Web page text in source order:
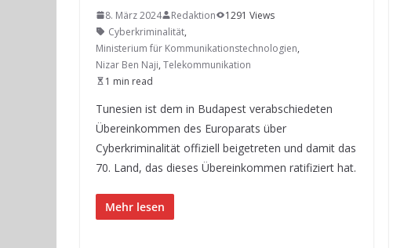
8. März 2024 Redaktion
1291 Views
Cyberkriminalität,
Ministerium für Kommunikationstechnologien,
Nizar Ben Naji, Telekommunikation
1 min read
Tunesien ist dem in Budapest verabschiedeten
Übereinkommen des Europarats über
Cyberkriminalität offiziell beigetreten und damit das
70. Land, das dieses Übereinkommen ratifiziert hat.
Mehr lesen